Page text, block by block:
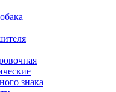
знака